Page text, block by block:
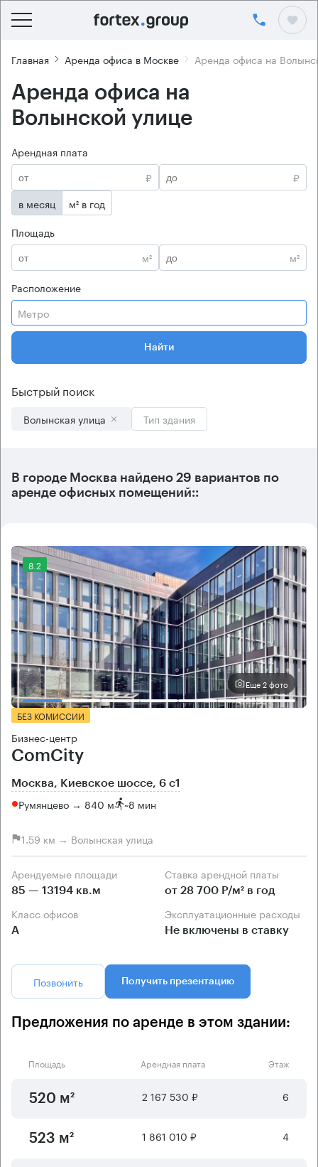
Главная Аренда офиса в Москве Аренда офиса на
Аренда офиса на
Волынской улице
Арендная плата
₽
₽
в месяц
м² в год
Площадь
м²
м²
Расположение
Метро
Найти
Быстрый поиск
Волынская улица Тип здания
В городе Москва найдено 29 вариантов по
аренде офисных помещений::
8.2
Еще 2 фото
БЕЗ КОМИССИИ
Бизнес-центр
ComCity
Москва, Киевское шоссе, 6 с1
Румянцево → 840 м ~8 мин
1.59 км → Волынская улица
Арендуемые площади
85 — 13194 кв.м
Ставка арендной платы
от 28 700 Р/м² в год
Класс офисов
А
Эксплуатационные расходы
Не включены в ставку
Позвонить Получить презентацию
Предложения по аренде в этом здании:
Площадь Арендная плата Этаж
520 м² 2 167 530 ₽ 6
523 м² 1 861 010 ₽ 4